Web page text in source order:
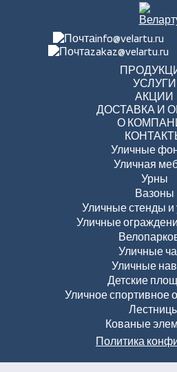
info@velartu.ru
zakaz@velartu.ru
УСЛУГИ
АКЦИИ
ДОСТАВКА И
О
Уличные
Уличная
Урны
Вазоны
Уличные стенды и
Уличные
Уличные
Уличные
Детские
Уличное спортивное
Кованые
Политика